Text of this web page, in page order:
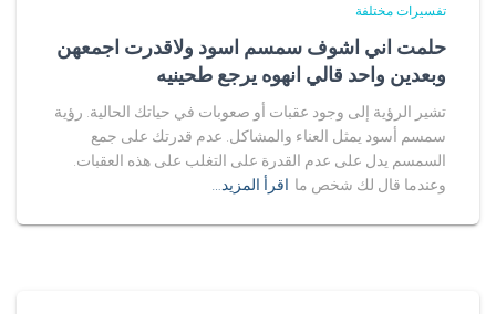
تفسيرات مختلفة
حلمت اني اشوف سمسم اسود ولاقدرت اجمعهن
وبعدين واحد قالي انهوه يرجع طحينيه
تشير الرؤية إلى وجود عقبات أو صعوبات في حياتك الحالية. رؤية
سمسم أسود يمثل العناء والمشاكل. عدم قدرتك على جمع
السمسم يدل على عدم القدرة على التغلب على هذه العقبات.
وعندما قال لك شخص ما اقرأ المزيد…